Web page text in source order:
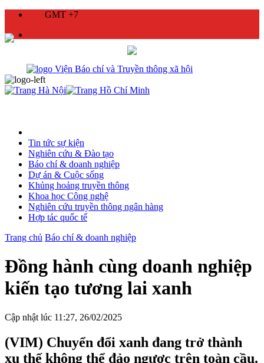
GMT +7
Tin tức sự kiện
Nghiên cứu & Đào tạo
Báo chí & doanh nghiệp
Dự án & Cuộc sống
Khủng hoảng truyền thông
Khoa học Công nghệ
Nghiên cứu truyền thông ngân hàng
Hợp tác quốc tế
Trang chủ Báo chí & doanh nghiệp
Đồng hành cùng doanh nghiệp
kiến tạo tương lai xanh
Cập nhật lúc 11:27, 26/02/2025
(VIM) Chuyển đổi xanh đang trở thành
xu thế không thể đảo ngược trên toàn cầu.